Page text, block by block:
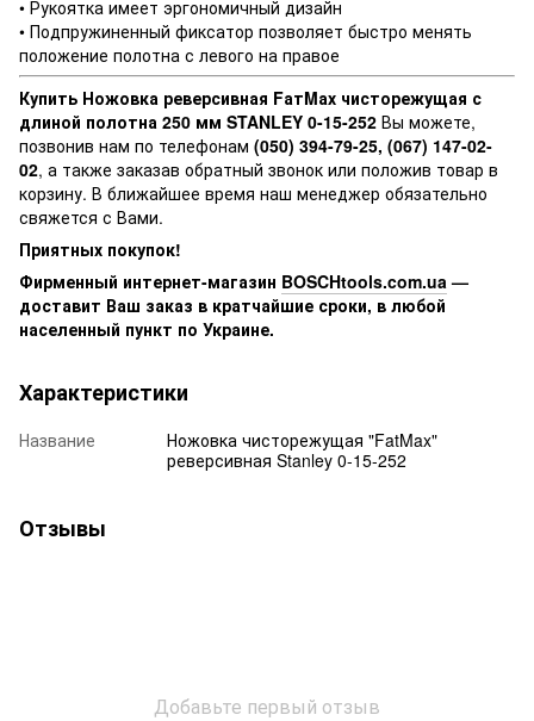
• Рукоятка имеет эргономичный дизайн
• Подпружиненный фиксатор позволяет быстро менять
положение полотна с левого на правое
Купить Ножовка реверсивная FатMах чисторежущая с
длиной полотна 250 мм STANLEY 0-15-252 Вы можете,
позвонив нам по телефонам (050) 394-79-25, (067) 147-02-
02, а также заказав обратный звонок или положив товар в
корзину. В ближайшее время наш менеджер обязательно
свяжется с Вами.
Приятных покупок!
Фирменный интернет-магазин BOSCHtools.com.ua —
доставит Ваш заказ в кратчайшие сроки, в любой
населенный пункт по Украине.
Характеристики
Название
Ножовка чисторежущая "FatMax"
реверсивная Stanley 0-15-252
Отзывы
Добавьте первый отзыв